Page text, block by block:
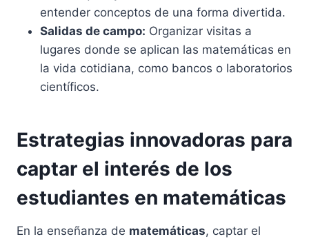
entender conceptos de una forma divertida.
Salidas de campo: Organizar visitas a
lugares donde se aplican las matemáticas en
la vida cotidiana, como bancos o laboratorios
científicos.
Estrategias innovadoras para
captar el interés de los
estudiantes en matemáticas
En la enseñanza de matemáticas, captar el